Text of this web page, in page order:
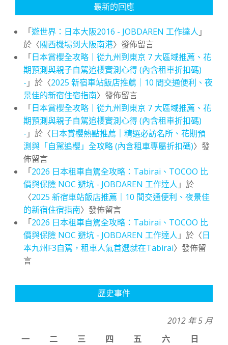
最新的回應
「遊世界：日本大阪2016 - JOBDAREN 工作達人 」
於〈關西機場到大阪南港〉發佈留言
「日本賞櫻全攻略｜從九州到東京 7 大區域推薦、花
期預測與親子自駕追櫻實測心得 (內含租車折扣碼)
- 」於〈2025 新宿車站飯店推薦｜10 間交通便利、夜
景佳的新宿住宿指南〉發佈留言
「日本賞櫻全攻略｜從九州到東京 7 大區域推薦、花
期預測與親子自駕追櫻實測心得 (內含租車折扣碼)
- 」於〈日本賞櫻熱點推薦｜精選必訪名所、花期預
測與「自駕追櫻」全攻略 (內含租車專屬折扣碼)〉發
佈留言
「2026 日本租車自駕全攻略：Tabirai、TOCOO 比
價與保險 NOC 避坑 - JOBDAREN 工作達人 」於
〈2025 新宿車站飯店推薦｜10 間交通便利、夜景佳
的新宿住宿指南〉發佈留言
「2026 日本租車自駕全攻略：Tabirai、TOCOO 比
價與保險 NOC 避坑 - JOBDAREN 工作達人 」於〈日
本九州F3自駕，租車人氣首選就在Tabirai〉發佈留
言
歷史事件
2012 年 5 月
一
二 三 四 五 六
日